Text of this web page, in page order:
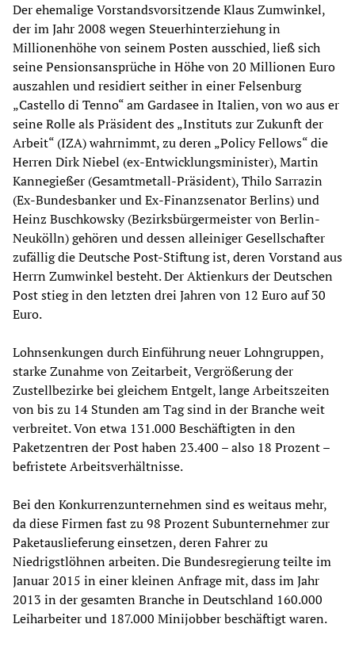
Der ehemalige Vorstandsvorsitzende Klaus Zumwinkel,
der im Jahr 2008 wegen Steuerhinterziehung in
Millionenhöhe von seinem Posten ausschied, ließ sich
seine Pensionsansprüche in Höhe von 20 Millionen Euro
auszahlen und residiert seither in einer Felsenburg
„Castello di Tenno“ am Gardasee in Italien, von wo aus er
seine Rolle als Präsident des „Instituts zur Zukunft der
Arbeit“ (IZA) wahrnimmt, zu deren „Policy Fellows“ die
Herren Dirk Niebel (ex-Entwicklungsminister), Martin
Kannegießer (Gesamtmetall-Präsident), Thilo Sarrazin
(Ex-Bundesbanker und Ex-Finanzsenator Berlins) und
Heinz Buschkowsky (Bezirksbürgermeister von Berlin-
Neukölln) gehören und dessen alleiniger Gesellschafter
zufällig die Deutsche Post-Stiftung ist, deren Vorstand aus
Herrn Zumwinkel besteht. Der Aktienkurs der Deutschen
Post stieg in den letzten drei Jahren von 12 Euro auf 30
Euro.
Lohnsenkungen durch Einführung neuer Lohngruppen,
starke Zunahme von Zeitarbeit, Vergrößerung der
Zustellbezirke bei gleichem Entgelt, lange Arbeitszeiten
von bis zu 14 Stunden am Tag sind in der Branche weit
verbreitet. Von etwa 131.000 Beschäftigten in den
Paketzentren der Post haben 23.400 – also 18 Prozent –
befristete Arbeitsverhältnisse.
Bei den Konkurrenzunternehmen sind es weitaus mehr,
da diese Firmen fast zu 98 Prozent Subunternehmer zur
Paketauslieferung einsetzen, deren Fahrer zu
Niedrigstlöhnen arbeiten. Die Bundesregierung teilte im
Januar 2015 in einer kleinen Anfrage mit, dass im Jahr
2013 in der gesamten Branche in Deutschland 160.000
Leiharbeiter und 187.000 Minijobber beschäftigt waren.